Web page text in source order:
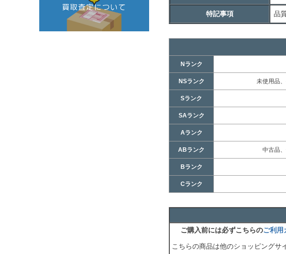
特記事項 品
Nランク
NSランク 未使用品
Sランク
SAランク
Aランク
ABランク 中古品
Bランク
Cランク
ご購入前には必ずこちらのご利用
こちらの商品は他のショッピングサ